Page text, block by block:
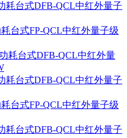
耗台式DFB-QCL中红外量子
台式FP-QCL中红外量子级
耗台式DFB-QCL中红外量
耗台式DFB-QCL中红外量子
台式FP-QCL中红外量子级
耗台式DFB-QCL中红外量子